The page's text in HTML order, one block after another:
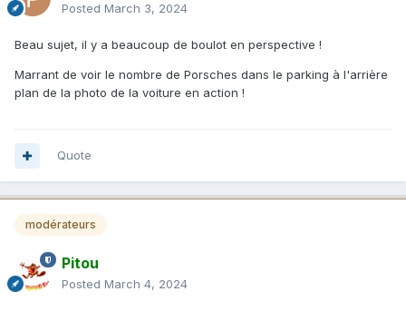
Posted March 3, 2024
Beau sujet, il y a beaucoup de boulot en perspective !
Marrant de voir le nombre de Porsches dans le parking à l'arrière
plan de la photo de la voiture en action !
Quote
modérateurs
Pitou
Posted March 4, 2024